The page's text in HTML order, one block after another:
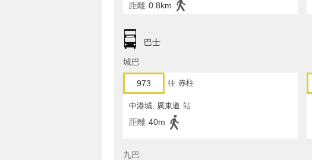
距離 0.8km
巴士
城巴
973 往 赤柱
中港城, 廣東道 站
距離 40m
九巴